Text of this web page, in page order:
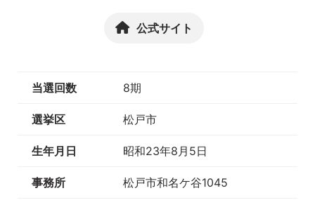
公式サイト
当選回数 8期
選挙区 松戸市
生年月日 昭和23年8月5日
事務所 松戸市和名ケ谷1045